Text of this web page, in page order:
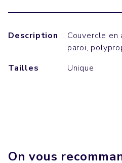
Description
Couvercle en
paroi,
Tailles
Unique
On vous